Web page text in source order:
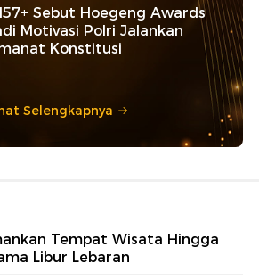
Sebut Hoegeng Awards
Motivasi Polri Jalankan
Konstitusi
Selengkapnya
Tempat Wisata Hingga
Libur Lebaran